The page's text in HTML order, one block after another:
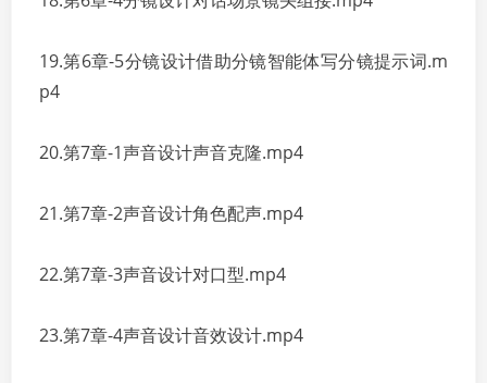
19.第6章-5分镜设计借助分镜智能体写分镜提示词.m
p4
20.第7章-1声音设计声音克隆.mp4
21.第7章-2声音设计角色配声.mp4
22.第7章-3声音设计对口型.mp4
23.第7章-4声音设计音效设计.mp4